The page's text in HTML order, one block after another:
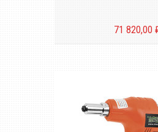
71 820,00